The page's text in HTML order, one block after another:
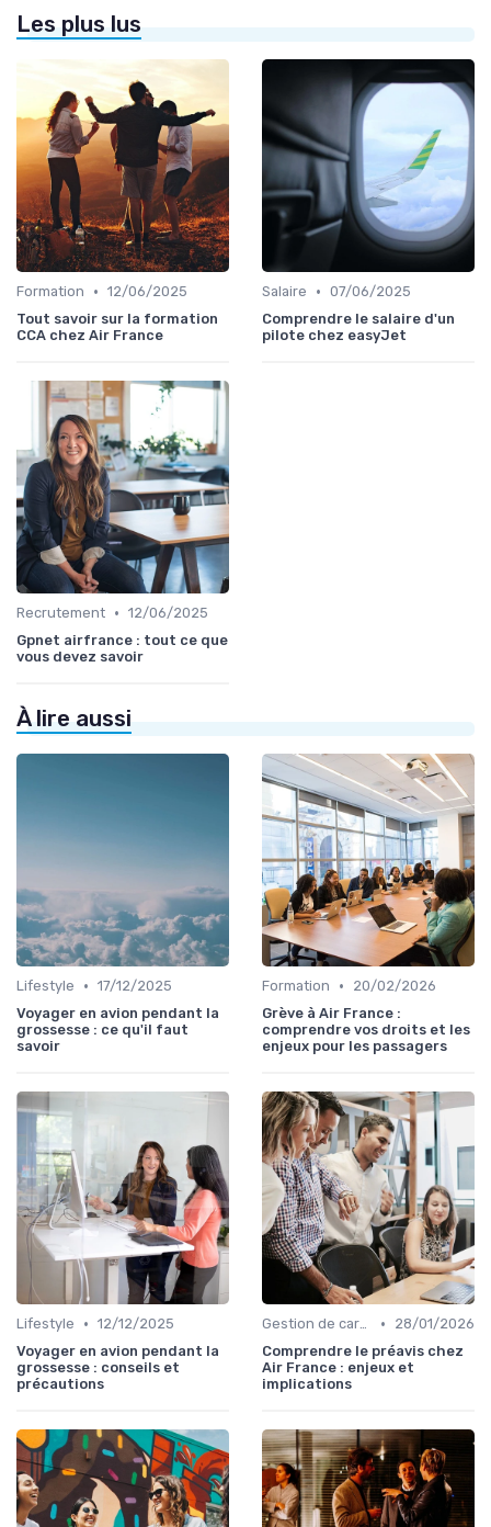
Les plus lus
Formation • 12/06/2025
Tout savoir sur la formation
CCA chez Air France
Salaire • 07/06/2025
Comprendre le salaire d'un
pilote chez easyJet
Recrutement • 12/06/2025
Gpnet airfrance : tout ce que
vous devez savoir
À lire aussi
Lifestyle • 17/12/2025
Voyager en avion pendant la
grossesse : ce qu'il faut
savoir
Formation •
20/02/2026
Grève à Air France :
comprendre vos droits et les
enjeux pour les passagers
Lifestyle • 12/12/2025
Voyager en avion pendant la
grossesse : conseils et
précautions
Gestion de carrière •
28/01/2026
Comprendre le préavis chez
Air France : enjeux et
implications